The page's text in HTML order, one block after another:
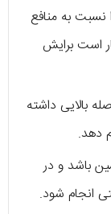
نسبت به منافع
است برایش
بالایی داشته
دهد.
باشد و در
انجام شود.